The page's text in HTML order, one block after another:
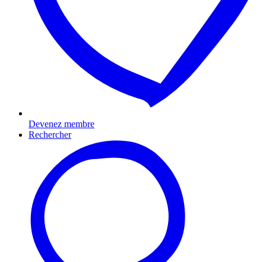
Devenez membre
Rechercher